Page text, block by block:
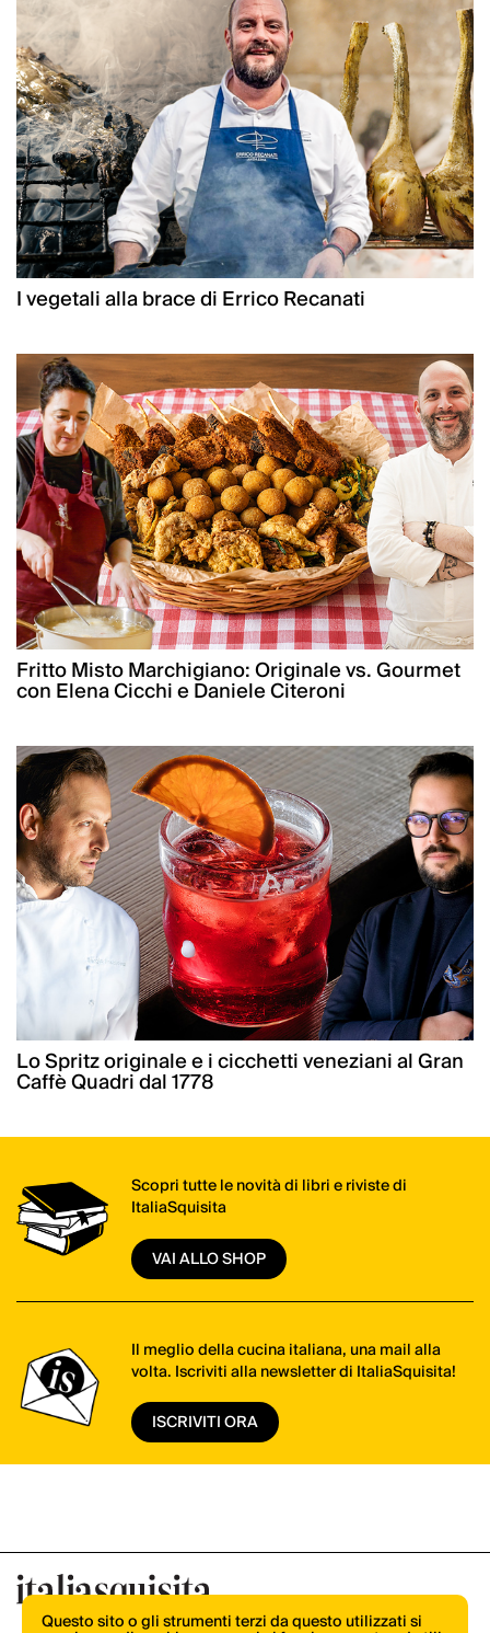
I vegetali alla brace di Errico Recanati
Fritto Misto Marchigiano: Originale vs. Gourmet
con Elena Cicchi e Daniele Citeroni
Lo Spritz originale e i cicchetti veneziani al Gran
Caffè Quadri dal 1778
Scopri tutte le novità di libri e riviste di
ItaliaSquisita
VAI ALLO SHOP
Il meglio della cucina italiana, una mail alla
volta. Iscriviti alla newsletter di ItaliaSquisita!
ISCRIVITI ORA
Questo sito o gli strumenti terzi da questo utilizzati si